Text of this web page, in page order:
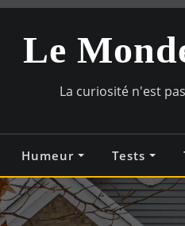
Le
La curiosité n'est
Humeur Tests